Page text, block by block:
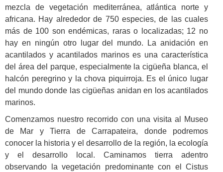
mezcla de vegetación mediterránea, atlántica norte y
africana. Hay alrededor de 750 especies, de las cuales
más de 100 son endémicas, raras o localizadas; 12 no
hay en ningún otro lugar del mundo. La anidación en
acantilados y acantilados marinos es una característica
del área del parque, especialmente la cigüeña blanca, el
halcón peregrino y la chova piquirroja. Es el único lugar
del mundo donde las cigüeñas anidan en los acantilados
marinos.
Comenzamos nuestro recorrido con una visita al Museo
de Mar y Tierra de Carrapateira, donde podremos
conocer la historia y el desarrollo de la región, la ecología
y el desarrollo local. Caminamos tierra adentro
observando la vegetación predominante con el Cistus